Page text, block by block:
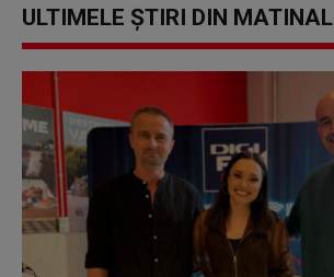
ULTIMELE ȘTIRI DIN MATINAL